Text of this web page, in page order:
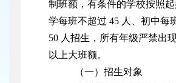
制班额，有条件的学校按照
学每班不超过 45 人、初中每
50 人招生，所有年级严禁出
以上大班额。
（一）招生对象